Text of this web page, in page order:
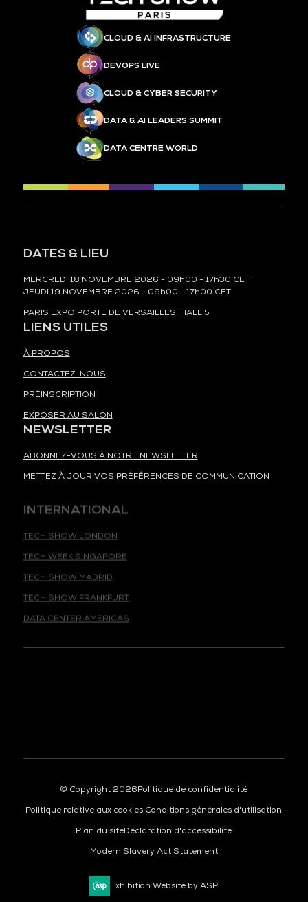
CLOUD & AI INFRASTRUCTURE
DEVOPS LIVE
CLOUD & CYBER SECURITY
DATA & AI LEADERS SUMMIT
DATA CENTRE WORLD
DATES & LIEU
MERCREDI 18 NOVEMBRE 2026 - 09h00 - 17h30 CET
JEUDI 19 NOVEMBRE 2026 - 09h00 - 17h00 CET
PARIS EXPO PORTE DE VERSAILLES, HALL 5
LIENS UTILES
À PROPOS
CONTACTEZ-NOUS
PRÉINSCRIPTION
EXPOSER AU SALON
NEWSLETTER
ABONNEZ-VOUS À NOTRE NEWSLETTER
METTEZ À JOUR VOS PRÉFÉRENCES DE COMMUNICATION
TECH WEEK SINGAPORE
TECH SHOW MADRID
TECH SHOW FRANKFURT
DATA CENTER AMERICAS
© Copyright 2026Politique de confidentialité
Politique relative aux cookies Conditions générales d'utilisation
Plan du siteDéclaration d'accessibilité
Modern Slavery Act Statement
Exhibition Website by ASP